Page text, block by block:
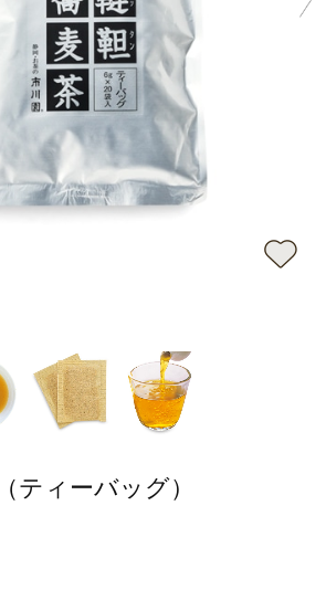
ティーバッグ）